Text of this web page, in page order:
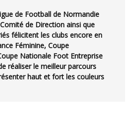
de Direction ainsi que
félicitent les clubs encore en
Féminine, Coupe
Nationale Foot Entreprise
réaliser le meilleur parcours
haut et fort les couleurs